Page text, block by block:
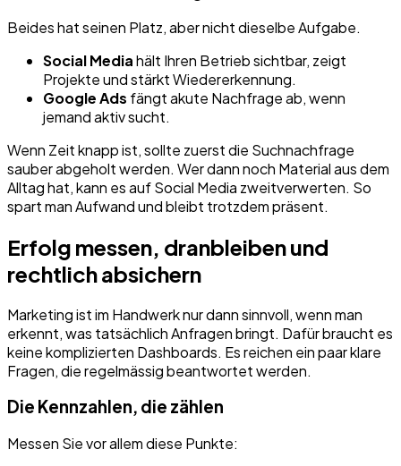
Beides hat seinen Platz, aber nicht dieselbe Aufgabe.
Social Mediahält Ihren Betrieb sichtbar, zeigt
Projekte und stärkt Wiedererkennung.
Google Ads fängt akute Nachfrage ab, wenn
jemand aktiv sucht.
Wenn Zeit knapp ist, sollte zuerst die Suchnachfrage
sauber abgeholt werden. Wer dann noch Material aus dem
Alltag hat, kann es auf Social Media zweitverwerten. So
spart man Aufwand und bleibt trotzdem präsent.
Erfolg messen, dranbleiben und
rechtlich absichern
Marketing ist im Handwerk nur dann sinnvoll, wenn man
erkennt, was tatsächlich Anfragen bringt. Dafür braucht es
keine komplizierten Dashboards. Es reichen ein paar klare
Fragen, die regelmässig beantwortet werden.
Die Kennzahlen, die zählen
Messen Sie vor allem diese Punkte: